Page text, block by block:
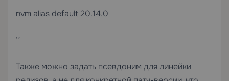
nvm alias default 20.14.0
“`
Также можно задать псевдоним для линейки